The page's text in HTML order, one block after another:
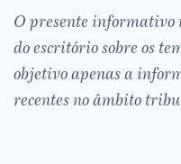
O presente informativo
do escritório sobre os
objetivo apenas a
recentes no âmbito